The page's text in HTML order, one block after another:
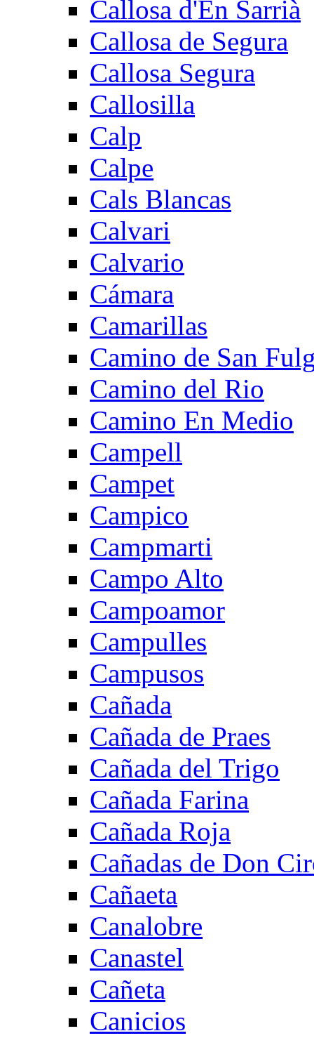
Callosa d'En Sarrià
Callosa de Segura
Callosa Segura
Callosilla
Calp
Calpe
Cals Blancas
Calvari
Calvario
Cámara
Camarillas
Camino de San
Camino del Rio
Camino En Medio
Campell
Campet
Campico
Campmarti
Campo Alto
Campoamor
Campulles
Campusos
Cañada
Cañada de Praes
Cañada del Trigo
Cañada Farina
Cañada Roja
Cañadas de Don
Cañaeta
Canalobre
Canastel
Cañeta
Canicios